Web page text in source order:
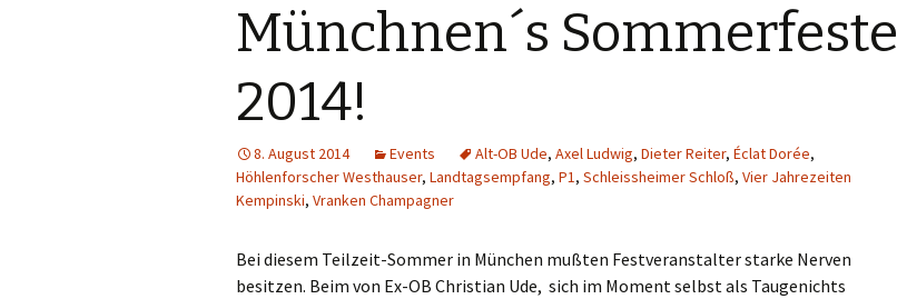
Münchnen´s Sommerfeste
2014!
8. August 2014 Events Alt-OB Ude, Axel Ludwig, Dieter Reiter, Éclat Dorée,
Höhlenforscher Westhauser, Landtagsempfang, P1, Schleissheimer Schloß, Vier Jahrezeiten
Kempinski, Vranken Champagner
Bei diesem Teilzeit-Sommer in München mußten Festveranstalter starke Nerven
besitzen. Beim von Ex-OB Christian Ude, sich im Moment selbst als Taugenichts